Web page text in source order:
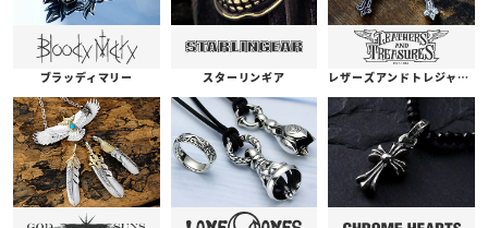
ブラッディマリー スターリンギア レザーズアンドトレジャーズ